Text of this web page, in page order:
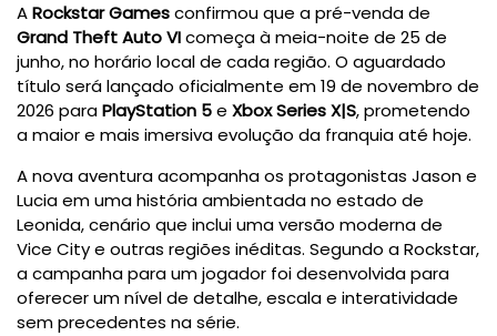
ARockstar Gamesconfirmou que a pré-venda de
Grand Theft Auto VIcomeça à meia-noite de 25 de
junho, no horário local de cada região. O aguardado
título será lançado oficialmente em 19 de novembro de
2026 paraPlayStation 5e Xbox Series X|S, prometendo
a maior e mais imersiva evolução da franquia até hoje.
A nova aventura acompanha os protagonistas Jason e
Lucia em uma história ambientada no estado de
Leonida, cenário que inclui uma versão moderna de
Vice City e outras regiões inéditas. Segundo a Rockstar,
a campanha para um jogador foi desenvolvida para
oferecer um nível de detalhe, escala e interatividade
sem precedentes na série.